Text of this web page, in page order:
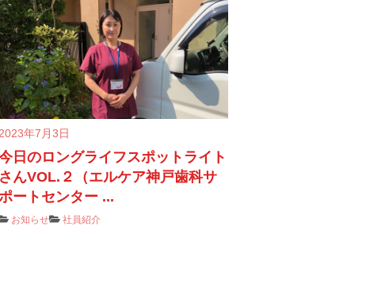
2023年7月3日
日のロングライフスポットライト
さんVOL.２（エルケア神戸歯科サ
ートセンター ...
お知らせ 社員紹介